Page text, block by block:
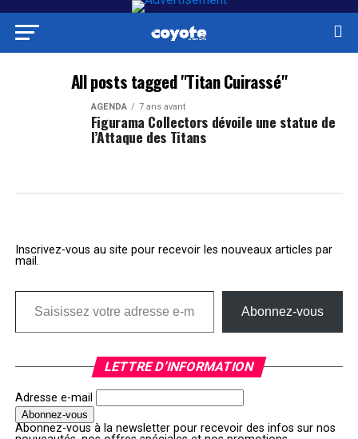
All posts tagged "Titan Cuirassé"
AGENDA 7 ans avant
Figurama Collectors dévoile une statue de
l’Attaque des Titans
Inscrivez-vous au site pour recevoir les nouveaux articles par
mail.
Saisissez votre adresse e-mail…
Abonnez-vous
LETTRE D’INFORMATION
Adresse e-mail
Abonnez-vous à la newsletter pour recevoir des infos sur nos